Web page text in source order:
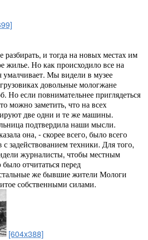
и тогда на новых местах им
жилье. Но как происходило все на
умалчивает. Мы видели в музее
довольные мологжане
Но если повнимательнее приглядеться
можно заметить, что на всех
две одни и те же машины.
подтвердила наши мысли.
она, - скорее всего, было всего
с задействованием техники. Для того,
журналисты, чтобы местным
отчитаться перед
же бывшие жители Мологи
собственными силами.
[604x388]